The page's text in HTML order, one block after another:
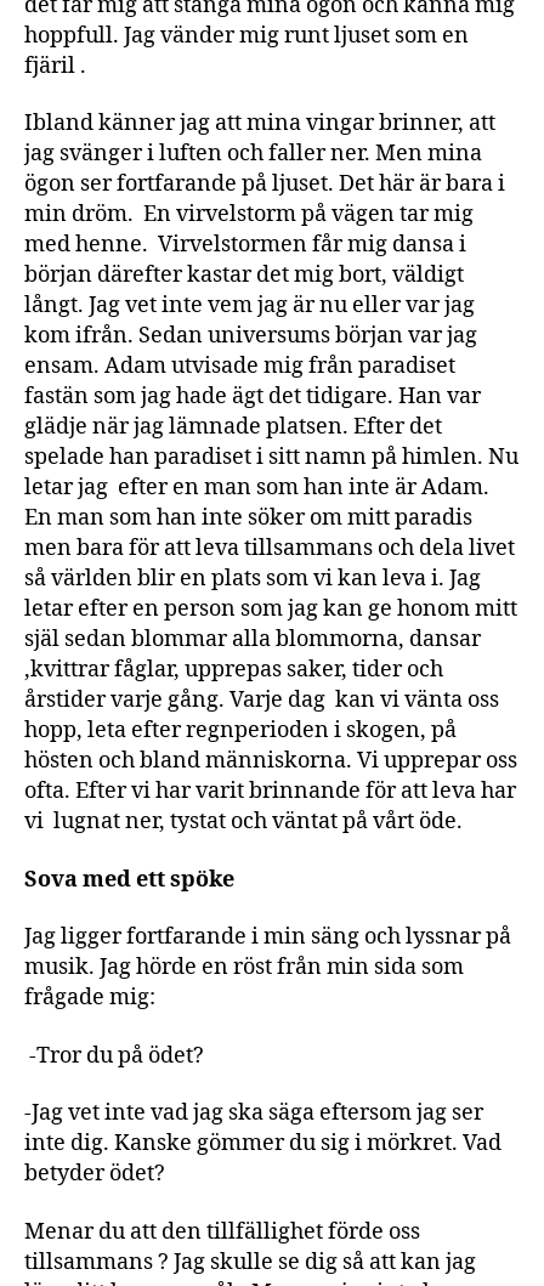
hoppfull. Jag vänder mig runt ljuset som en
fjäril .
Ibland känner jag att mina vingar brinner, att
jag svänger i luften och faller ner. Men mina
ögon ser fortfarande på ljuset. Det här är bara i
min dröm. En virvelstorm på vägen tar mig
med henne. Virvelstormen får mig dansa i
början därefter kastar det mig bort, väldigt
långt. Jag vet inte vem jag är nu eller var jag
kom ifrån. Sedan universums början var jag
ensam. Adam utvisade mig från paradiset
fastän som jag hade ägt det tidigare. Han var
glädje när jag lämnade platsen. Efter det
spelade han paradiset i sitt namn på himlen. Nu
letar jag efter en man som han inte är Adam.
En man som han inte söker om mitt paradis
men bara för att leva tillsammans och dela livet
så världen blir en plats som vi kan leva i. Jag
letar efter en person som jag kan ge honom mitt
själ sedan blommar alla blommorna, dansar
,kvittrar fåglar, upprepas saker, tider och
årstider varje gång. Varje dag kan vi vänta oss
hopp, leta efter regnperioden i skogen, på
hösten och bland människorna. Vi upprepar oss
ofta. Efter vi har varit brinnande för att leva har
vi lugnat ner, tystat och väntat på vårt öde.
Sova med ett spöke
Jag ligger fortfarande i min säng och lyssnar på
musik. Jag hörde en röst från min sida som
frågade mig:
-Tror du på ödet?
-Jag vet inte vad jag ska säga eftersom jag ser
inte dig. Kanske gömmer du sig i mörkret. Vad
betyder ödet?
Menar du att den tillfällighet förde oss
tillsammans ? Jag skulle se dig så att kan jag